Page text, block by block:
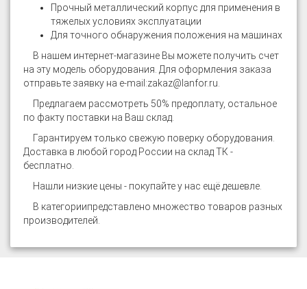
Прочный металлический корпус для применения в
тяжелых условиях эксплуатации
Для точного обнаружения положения на машинах
В нашем интернет-магазине Вы можете получить счет
на эту модель оборудования. Для оформления заказа
отправьте заявку на e-mail:zakaz@lanfor.ru
Предлагаем рассмотреть 50% предоплату, остальное
по факту поставки на Ваш склад.
Гарантируем только свежую поверку оборудования.
Доставка в любой город России на склад ТК -
бесплатно.
Нашли низкие цены - покупайте у нас ещё дешевле.
В категориипредставлено множество товаров разных
производителей.